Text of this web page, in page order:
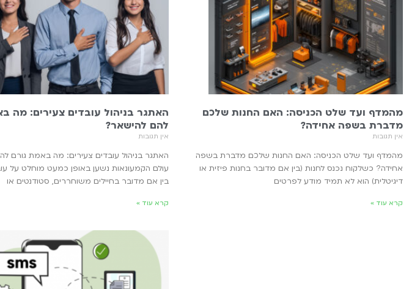
מהמדף ועד שלט הכניסה: האם החנות שלכם
מדברת בשפה אחידה?
אין תגובות
מהמדף ועד שלט הכניסה: האם החנות שלכם מדברת בשפה
אחידה? כשלקוח נכנס לחנות (בין אם מדובר בחנות פיזית או
דיגיטלית) הוא לא תמיד מודע לפרטים
קרא עוד »
האתגר בניהול עובדים צעירים: מה
להם להישאר?
אין תגובות
האתגר בניהול עובדים צעירים: מה באמת גורם
עולם הקמעונאות נשען באופן כמעט מוחלט על
בין אם מדובר בחיילים משוחררים, סטודנטים או
קרא עוד »